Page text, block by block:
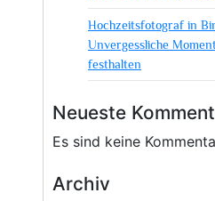
Hochzeitsfotograf in
Unvergessliche
festhalten
Neueste
Es sind keine
Archiv